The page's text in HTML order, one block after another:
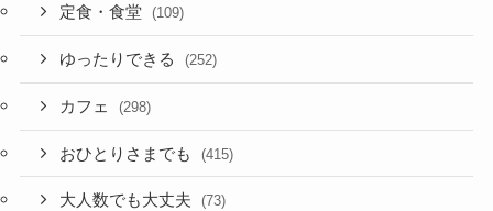
定食・食堂 (109)
ゆったりできる (252)
カフェ (298)
おひとりさまでも (415)
大人数でも大丈夫 (73)